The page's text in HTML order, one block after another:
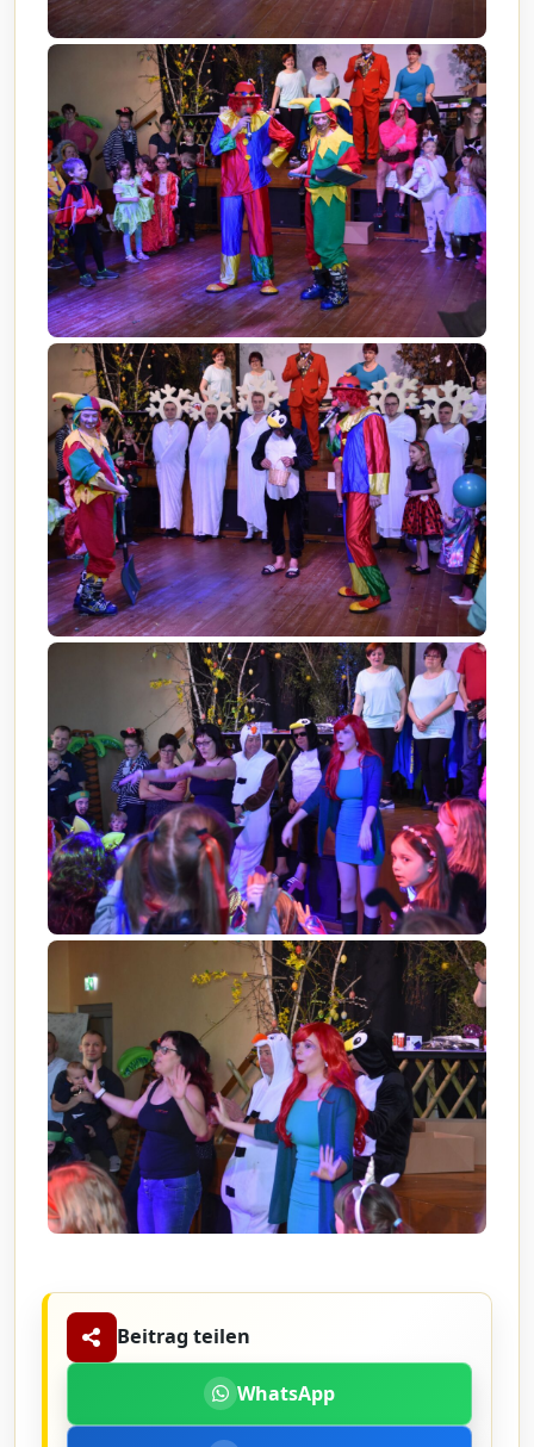
Beitrag teilen
WhatsApp